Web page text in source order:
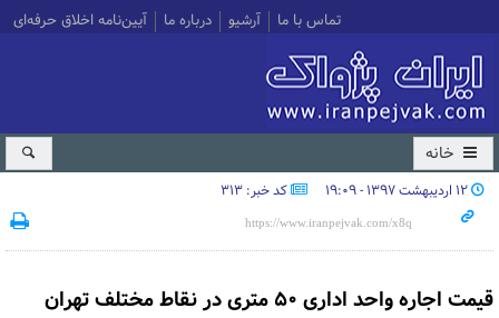
تماس با ما آرشیو درباره ما آیین‌نامه اخلاق حرفه‌ای
خانه
۱۲ اردیبهشت ۱۳۹۷ - ۱۹:۰۹ کد خبر: 313
قیمت اجاره واحد اداری 50 متری در نقاط مختلف تهران